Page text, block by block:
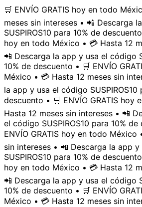
🛒 ENVÍO GRATIS hoy en todo
meses sin intereses • 📲 Descarga
SUSPIROS10 para 10% de
hoy en todo México • 💳 Hasta 12
📲 Descarga la app y usa el código
10% de descuento • 🛒 ENVÍO
México • 💳 Hasta 12 meses sin
la app y usa el código SUSPIROS10
descuento • 🛒 ENVÍO GRATIS hoy
Hasta 12 meses sin intereses • 📲
el código SUSPIROS10 para 10% de
ENVÍO GRATIS hoy en todo México
sin intereses • 📲 Descarga la app
SUSPIROS10 para 10% de
hoy en todo México • 💳 Hasta 12
📲 Descarga la app y usa el código
10% de descuento • 🛒 ENVÍO
México • 💳 Hasta 12 meses sin